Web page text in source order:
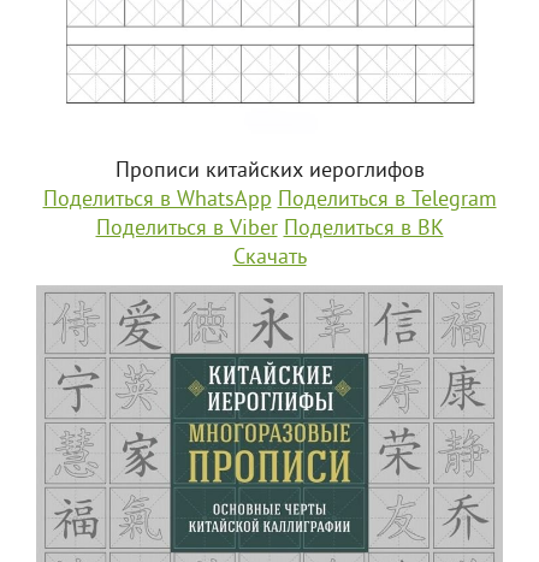
Прописи китайских иероглифов
Поделиться в WhatsApp Поделиться в Telegram
Поделиться в Viber Поделиться в ВК
Скачать